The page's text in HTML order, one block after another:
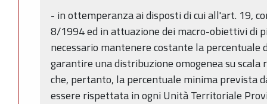
- in ottemperanza ai disposti di cui all'art. 19,
8/1994 ed in attuazione dei macro-obiettivi di
necessario mantenere costante la
garantire una distribuzione omogenea su
che, pertanto, la percentuale minima prevista
essere rispettata in ogni Unità Territoriale